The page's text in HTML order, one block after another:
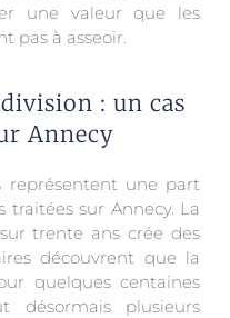
une valeur que les
pas à asseoir.
: un cas
Annecy
représentent une part
sur Annecy. La
trente ans crée des
découvrent que la
quelques centaines
plusieurs